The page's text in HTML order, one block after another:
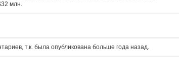
млн.
т.к. была опубликована больше года назад.